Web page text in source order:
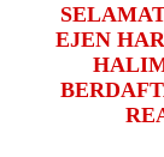
EJEN